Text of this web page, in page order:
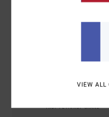
TROP PETITTROP GRAND
VIEW ALL